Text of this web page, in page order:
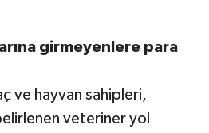
girmeyenlere para
ve hayvan sahipleri,
veteriner yol